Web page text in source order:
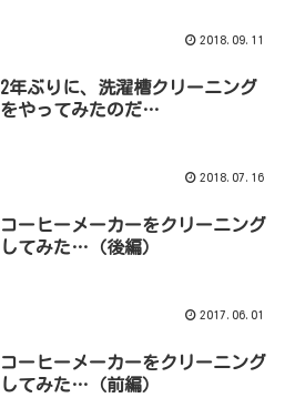
2018.09.11
2年ぶりに、洗濯槽クリーニング
をやってみたのだ…
2018.07.16
コーヒーメーカーをクリーニング
してみた…（後編）
2017.06.01
コーヒーメーカーをクリーニング
してみた…（前編）